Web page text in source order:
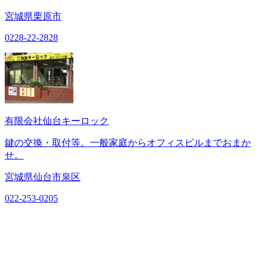
宮城県栗原市
0228-22-2828
有限会社仙台キーロック
鍵の交換・取付等。一般家庭からオフィスビルまでおまか
せ。
宮城県仙台市泉区
022-253-0205